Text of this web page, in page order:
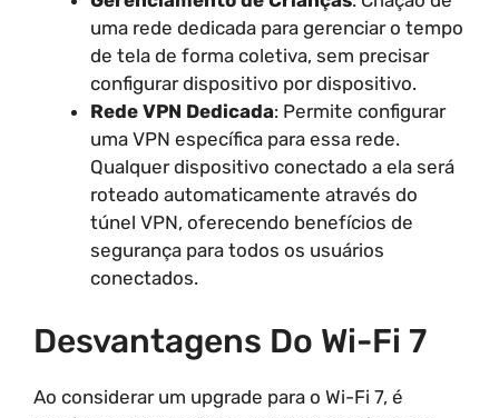
uma rede dedicada para gerenciar o tempo
de tela de forma coletiva, sem precisar
configurar dispositivo por dispositivo.
Rede VPN Dedicada: Permite configurar
uma VPN específica para essa rede.
Qualquer dispositivo conectado a ela será
roteado automaticamente através do
túnel VPN, oferecendo benefícios de
segurança para todos os usuários
conectados.
Desvantagens Do Wi-Fi 7
Ao considerar um upgrade para o Wi-Fi 7, é